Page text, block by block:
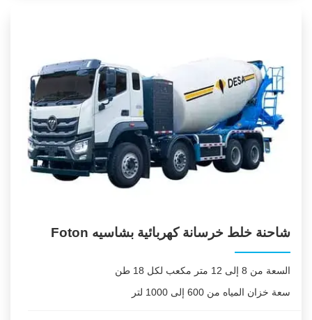
شاحنة خلط خرسانة كهربائية بشاسيه Foton
السعة من 8 إلى 12 متر مكعب لكل 18 طن
سعة خزان المياه من 600 إلى 1000 لتر